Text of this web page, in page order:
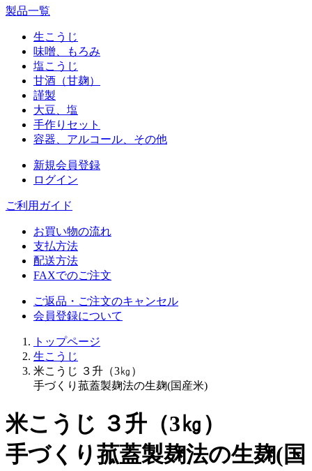
製品一覧
生こうじ
味噌、もろみ
塩こうじ
甘酒（甘麹）
謹製
大豆、塩
手作りセット
容器、アルコール、その他
新規会員登録
ログイン
ご利用ガイド
お買い物の流れ
支払方法
配送方法
FAXでのご注文
ご返品・ご注文のキャンセル
会員登録について
トップページ
生こうじ
米こうじ ３升（3㎏）
手づくり菰蓋製麹法の生麹(国産米)
米こうじ ３升（3㎏）
手づくり菰蓋製麹法の生麹(国